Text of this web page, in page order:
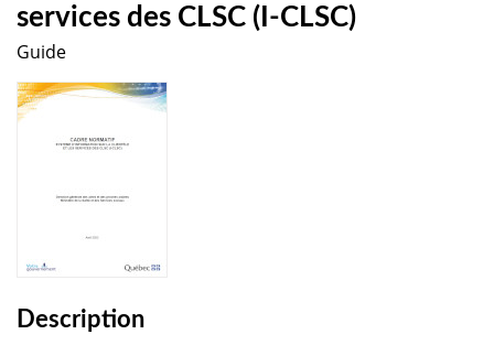
services des CLSC (I-CLSC)
Guide
Description